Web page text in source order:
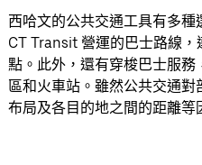
西哈文的公共交通工具有多
CT Transit 營運的巴士路線
點。此外，還有穿梭巴士服
區和火車站。雖然公共交通
布局及各目的地之間的距離等